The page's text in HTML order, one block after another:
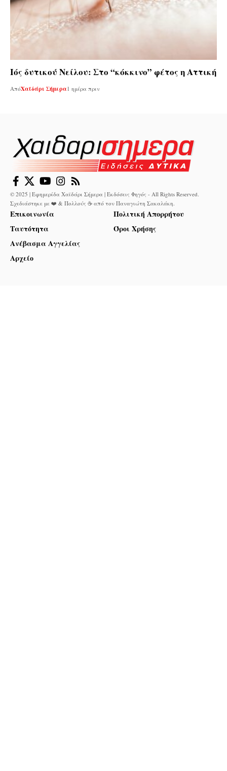
Ιός δυτικού Νείλου: Στο “κόκκινο” φέτος η Αττική
ΑπόΧαϊδάρι Σήμερα 1 ημέρα πριν
© 2025 | Εφημερίδα Χαϊδάρι Σήμερα | Εκδόσεις Φηγός - All Rights Reserved.
Σχεδιάστηκε με ❤️ & Πολλούς ☕ από τον Παναγιώτη Σακαλάκη.
Επικοινωνία
Ταυτότητα
Ανέβασμα Αγγελίας
Αρχείο
Πολιτική Απορρήτου
Όροι Χρήσης